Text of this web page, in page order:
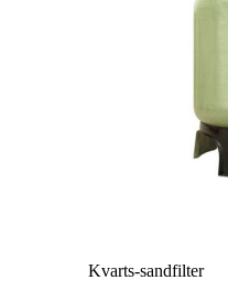
Kvarts-sandfilter